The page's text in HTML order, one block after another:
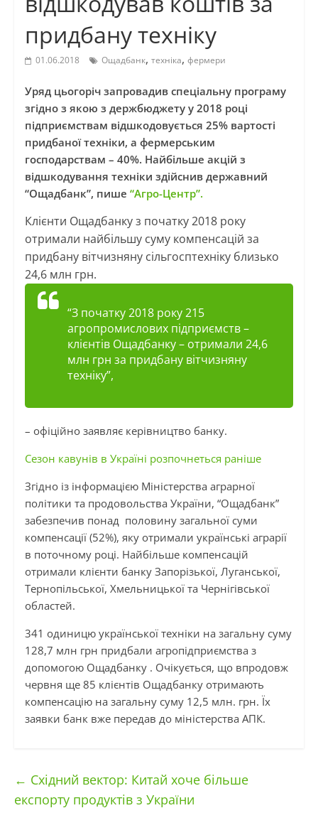
придбану техніку
01.06.2018 Ощадбанк, техніка, фермери
Уряд цьогоріч запровадив спеціальну програму
згідно з якою з держбюджету у 2018 році
підприємствам відшкодовується 25% вартості
придбаної техніки, а фермерським
господарствам – 40%. Найбільше акцій з
відшкодування техніки здійснив державний
“Ощадбанк”, пише “Агро-Центр”.
Клієнти Ощадбанку з початку 2018 року
отримали найбільшу суму компенсацій за
придбану вітчизняну сільгосптехніку близько
24,6 млн грн.
“З початку 2018 року 215
агропромислових підприємств –
клієнтів Ощадбанку – отримали 24,6
млн грн за придбану вітчизняну
техніку”,
– офіційно заявляє керівництво банку.
Сезон кавунів в Україні розпочнеться раніше
Згідно із інформацією Міністерства аграрної
політики та продовольства України, “Ощадбанк”
забезпечив понад половину загальної суми
компенсації (52%), яку отримали українські аграрії
в поточному році. Найбільше компенсацій
отримали клієнти банку Запорізької, Луганської,
Тернопільської, Хмельницької та Чернігівської
областей.
341 одиницю української техніки на загальну суму
128,7 млн грн придбали агропідприємства з
допомогою Ощадбанку . Очікується, що впродовж
червня ще 85 клієнтів Ощадбанку отримають
компенсацію на загальну суму 12,5 млн. грн. Їх
заявки банк вже передав до міністерства АПК.
← Східний вектор: Китай хоче більше
експорту продуктів з України